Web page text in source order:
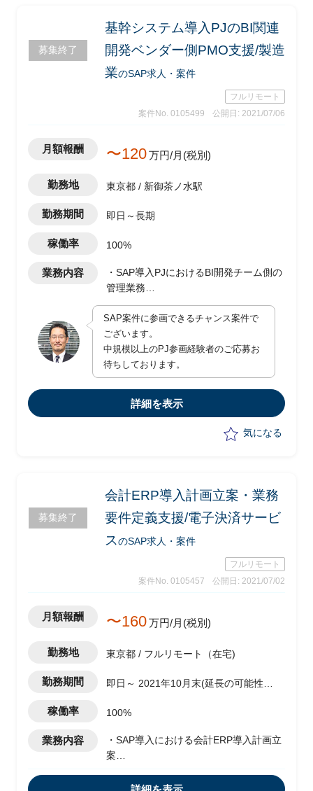
募集終了
基幹システム導入PJのBI関連
開発ベンダー側PMO支援/製造
業のSAP求人・案件
フルリモート
案件No. 0105499
公開日: 2021/07/06
月額報酬 〜120万円/月(税別)
勤務地 東京都 / 新御茶ノ水駅
勤務期間 即日～長期
稼働率 100%
業務内容
・SAP導入PJにおけるBI開発チーム側の
管理業務
・BI開発チームの取り纏め(3.4チーム想
定)
・進捗管理/品質管理/課題管理
・PJチーム内問い合わせ窓口対応
・開発ルール規定の周知及び定期確認
・社内向け資料作成(Powerpoint資料)
SAP案件に参画できるチャンス案件で
ございます。
中規模以上のPJ参画経験者のご応募お
待ちしております。
詳細を表示
気になる
募集終了
会計ERP導入計画立案・業務
要件定義支援/電子決済サービ
スのSAP求人・案件
フルリモート
案件No. 0105457
公開日: 2021/07/02
月額報酬 〜160万円/月(税別)
勤務地 東京都 / フルリモート（在宅)
勤務期間
即日～ 2021年10月末(延長の可能性
稼働率 100%
業務内容
・SAP導入における会計ERP導入計画立
案